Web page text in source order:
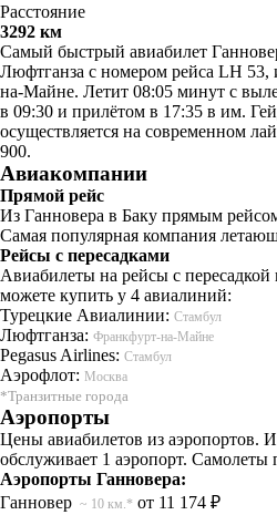
Расстояние
3292 км
Самый быстрый авиабилет
Люфтганза с номером рейса LH 53,
на-Майне. Летит 08:05 минут с
в 09:30 и прилётом в 17:35 в им.
осуществляется на современном
900.
Авиакомпании
Прямой рейс
Из Ганновера в Баку прямым
Самая популярная компания
Рейсы с пересадками
Авиабилеты на рейсы с
можете купить у 4 авиалиний:
Турецкие Авиалинии: Стамбул
Люфтганза: Франкфурт-на-Майне
Pegasus Airlines: Стамбул
Аэрофлот: Москва
*Транзитные города
Аэропорты
Цены авиабилетов из аэропортов.
обслуживает 1 аэропорт. Самолеты
Аэропорты Ганновера:
Ганновер ~ 10 км.* от 11 174 ₽